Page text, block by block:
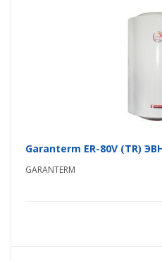
Garanterm ER-80V (TR)
GARANTERM